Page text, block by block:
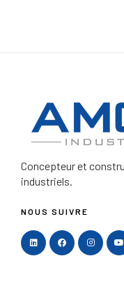
Concepteur et
industriels.
NOUS SUIVRE